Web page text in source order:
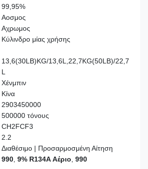
99,95%
Αοσμος
Αχρωμος
Κύλινδρο μίας χρήσης
13,6(30LB)KG/13,6L,22,7KG(50LB)/22,7
L
Χένμπιν
Κίνα
2903450000
500000 τόνους
CH2FCF3
2.2
Διαθέσιμο | Προσαρμοσμένη Αίτηση
990 9% R134A Αέριο 990